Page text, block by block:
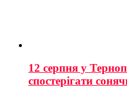
12 серпня у
спостерігати